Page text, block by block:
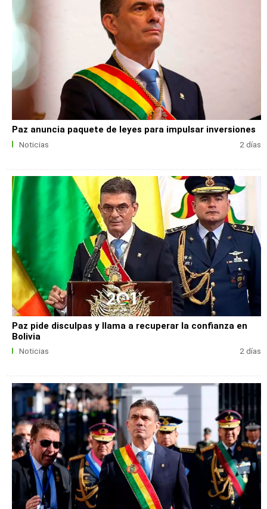
Paz anuncia paquete de leyes para impulsar inversiones
Noticias 2 días
Paz pide disculpas y llama a recuperar la confianza en
Bolivia
Noticias 2 días